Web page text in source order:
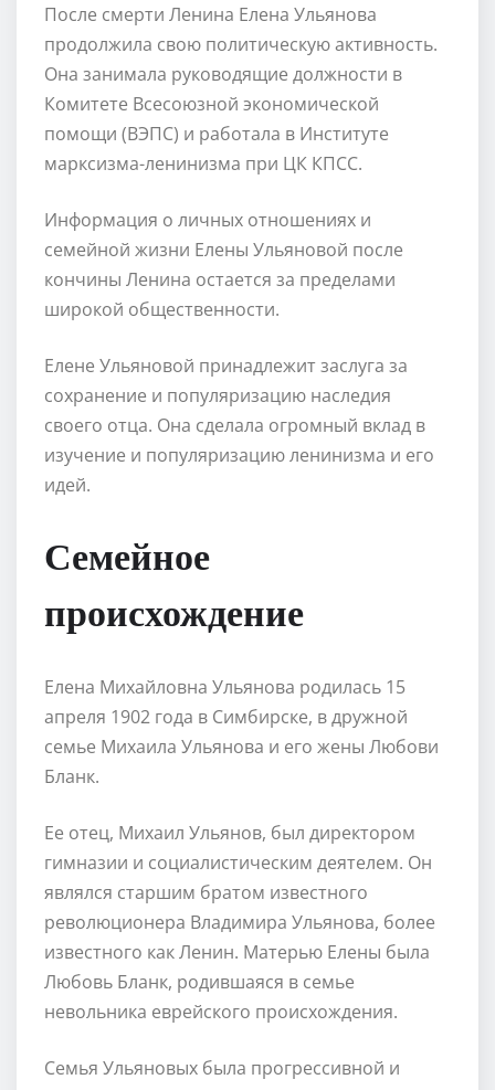
После смерти Ленина Елена Ульянова
продолжила свою политическую активность.
Она занимала руководящие должности в
Комитете Всесоюзной экономической
помощи (ВЭПС) и работала в Институте
марксизма-ленинизма при ЦК КПСС.
Информация о личных отношениях и
семейной жизни Елены Ульяновой после
кончины Ленина остается за пределами
широкой общественности.
Елене Ульяновой принадлежит заслуга за
сохранение и популяризацию наследия
своего отца. Она сделала огромный вклад в
изучение и популяризацию ленинизма и его
идей.
Семейное
происхождение
Елена Михайловна Ульянова родилась 15
апреля 1902 года в Симбирске, в дружной
семье Михаила Ульянова и его жены Любови
Бланк.
Ее отец, Михаил Ульянов, был директором
гимназии и социалистическим деятелем. Он
являлся старшим братом известного
революционера Владимира Ульянова, более
известного как Ленин. Матерью Елены была
Любовь Бланк, родившаяся в семье
невольника еврейского происхождения.
Семья Ульяновых была прогрессивной и